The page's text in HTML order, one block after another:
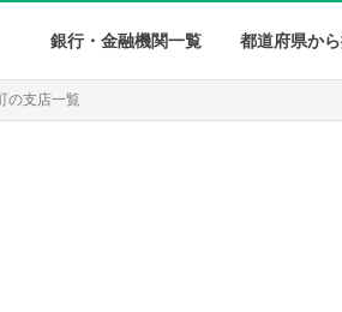
銀行・金融機関一覧 都道府県か
の支店一覧